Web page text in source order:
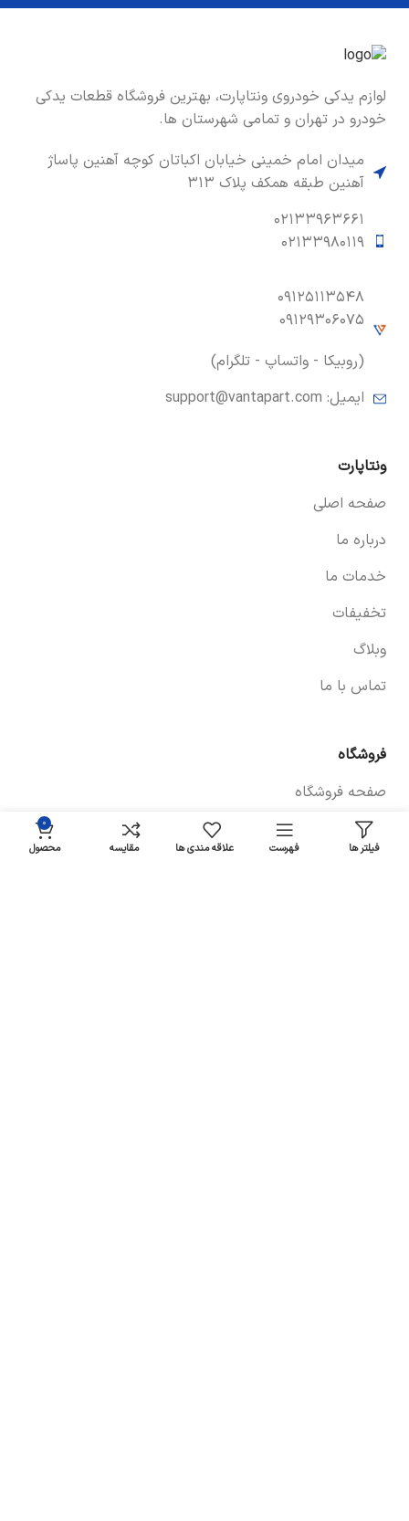
لوازم یدکی خودروی ونتاپارت، بهترین فروشگاه قطعات یدکی
خودرو در تهران و تمامی شهرستان ها.
میدان امام خمینی خیابان اکباتان کوچه آهنین پاساژ
آهنین طبقه همکف پلاک ۳۱۳
۰۲۱۳۳۹۶۳۶۶۱
۰۲۱۳۳۹۸۰۱۱۹
۰۹۱۲۵۱۱۳۵۴۸
۰۹۱۲۹۳۰۶۰۷۵
(روبیکا - واتساپ - تلگرام)
ایمیل: support@vantapart.com
ونتاپارت
صفحه اصلی
درباره ما
خدمات ما
تخفیفات
وبلاگ
تماس با ما
فروشگاه
صفحه فروشگاه
شرایط پرداخت و ارسال
فیلتر ها فهرست علاقه مندی ها مقایسه
۰
محصول